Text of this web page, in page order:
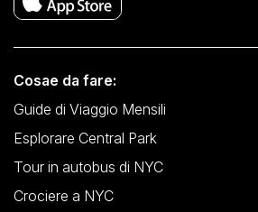
Cosae da fare:
Guide di Viaggio Mensili
Esplorare Central Park
Tour in autobus di NYC
Crociere a NYC